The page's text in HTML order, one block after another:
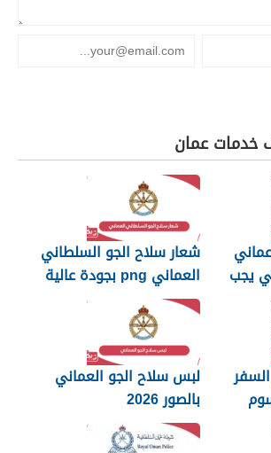
خدمات عمان
يجب
شعار سلاح الجو السلطاني
العماني png بجودة عالية
2026
الرسوم
لبس سلاح الجو العماني
بالصور 2026